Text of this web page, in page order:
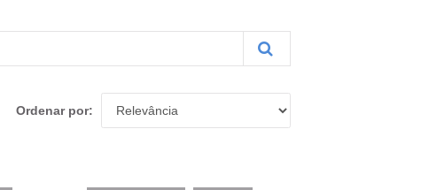
Ordenar por